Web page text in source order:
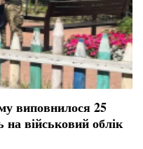
виповнилося 25
військовий облік